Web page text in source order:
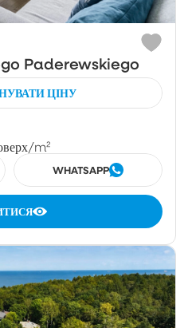
Paderewskiego
ЦІНУ
/m²
WHATSAPP